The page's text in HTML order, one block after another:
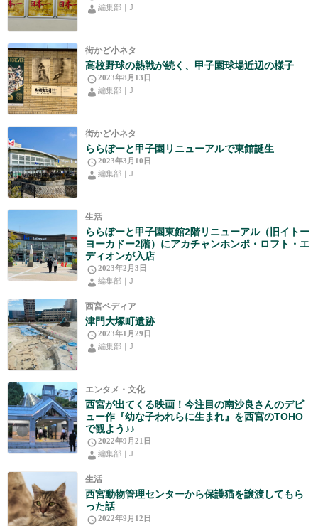
編集部｜J
街かど小ネタ
高校野球の熱戦が続く、甲子園球場近辺の様子
2023年8月13日
編集部｜J
街かど小ネタ
ららぽーと甲子園リニューアルで東館誕生
2023年3月10日
編集部｜J
生活
ららぽーと甲子園東館2階リニューアル（旧イトー
ヨーカドー2階）にアカチャンホンポ・ロフト・エ
ディオンが入店
2023年2月3日
編集部｜J
西宮ペディア
津門大塚町遺跡
2023年1月29日
編集部｜J
エンタメ・文化
西宮が出てくる映画！今注目の南沙良さんのデビ
ュー作『幼な子われらに生まれ』を西宮のTOHO
で観よう♪♪
2022年9月21日
編集部｜J
生活
西宮動物管理センターから保護猫を譲渡してもら
った話
2022年9月12日